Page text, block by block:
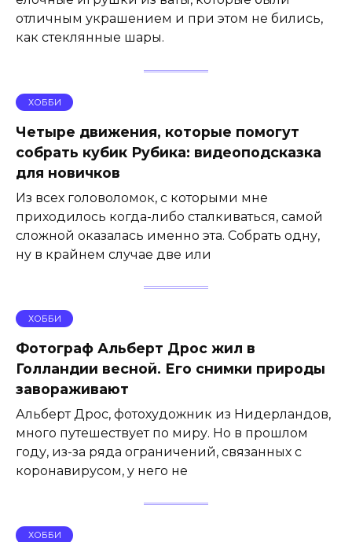
отличным украшением и при этом не бились,
как стеклянные шары.
ХОББИ
Четыре движения, которые помогут
собрать кубик Рубика: видеоподсказка
для новичков
Из всех головоломок, с которыми мне
приходилось когда-либо сталкиваться, самой
сложной оказалась именно эта. Собрать одну,
ну в крайнем случае две или
ХОББИ
Фотограф Альберт Дрос жил в
Голландии весной. Его снимки природы
завораживают
Альберт Дрос, фотохудожник из Нидерландов,
много путешествует по миру. Но в прошлом
году, из-за ряда ограничений, связанных с
коронавирусом, у него не
ХОББИ